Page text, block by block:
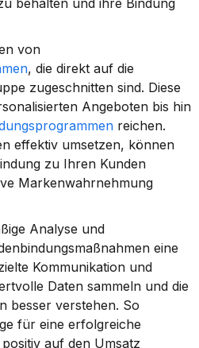
behalten und ihre Bindung
, die direkt auf die
zugeschnitten sind. Diese
Angeboten bis hin
reichen.
effektiv umsetzen, können
zu Ihren Kunden
Markenwahrnehmung
Analyse und
eine
Kommunikation und
Daten sammeln und die
besser verstehen. So
für eine erfolgreiche
auf den Umsatz